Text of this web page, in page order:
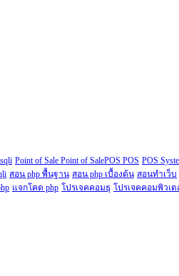
Point of Sale Point of SalePOS POS POS
สอน php พื้นฐาน สอน php เบื้องต้น สอนทำเว็บ
แจกโคด php โปรเจคคอมธุ โปรเจคคอมพิวเต